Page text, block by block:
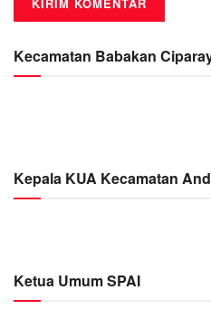
Kecamatan Babakan
Kepala KUA Kecamatan
Ketua Umum SPAI